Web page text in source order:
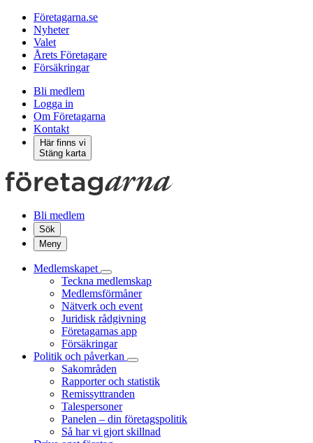
Företagarna.se
Nyheter
Valet
Årets Företagare
Försäkringar
Bli medlem
Logga in
Om Företagarna
Kontakt
Här finns vi
Stäng karta
Bli medlem
Sök
Meny
Medlemskapet
Teckna medlemskap
Medlemsförmåner
Nätverk och event
Juridisk rådgivning
Företagarnas app
Försäkringar
Politik och påverkan
Sakområden
Rapporter och statistik
Remissyttranden
Talespersoner
Panelen – din företagspolitik
Så har vi gjort skillnad